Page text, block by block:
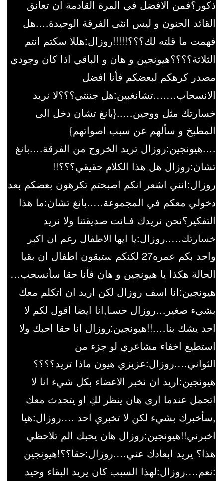
ذكور؟فمن الافضل في المرة القادمة ان تعانق
القائد الحنون و ليس انثى الفرقة الوحيدة….هل
فهمت ما قلته لك؟؟؟!!!!!روزال:هللا سكتم انتم
الثلاثة؟؟؟؟هيونجين و هان و الباقي اذا كان وجودي
مصدر كرهكم لبعضكم فأنا افضل
الانسحاب…….تشانغبين:هل جننتي؟؟؟لا نريد
خسارتك مثل ووجين…..{بانغ تشان دخل الى
المطبخ و سألهم عن سبب اصواتهم}
….هيونجين:روزال تريد الخروج من الفرقة….بانغ
تشان:روزال هل هذا الكلام حقيقي؟؟؟!!
روزال:انني اشعر انكم اصبحتم تكرهون بعضكم بعد
دخولي معكم في المجموعة…..بانغ تشان:ما هذا
التفكير؟نحن نريدك فـانت صديقتنا ولا نريد
خسارتك…..روزال:يا ايها الاطفال رغم ان اكبر
واحد بكم عمره27 لكنكم ستبقون اطفال ان بقيا
الحالة هكذا يا هيونجين و هان فأنا حقا سأنسحب…
هيونجين:انا اسف روزال لكن اريد ان اتكلم معك
بشيء صغير…روزال حسنا,انا ايضا اقول لكم لا
احد يشك بنا….!!هيونجين:روزال انا حقا احبك ولا
استطيع اخفاء مشاعري لو جزء من
الثواني….روزال:عزيزي هيون ماذا تريد؟؟؟؟
هيونجين:اريد ان نخبر الاعضاء بكل شيء انا لا
اتحمل عندما ارى هان ينظر لكِ او يتحدث معك
,سأخبرك بشيء لكن لا تخبري احد ….روزال:هيا
اخبرني!!هيونجين:روزال هان يحبك الم تلاحظي
هذا؟ يريد ابعادك عني….روزال:حقا؟؟!هيونجين
:نعم….روزال:لهذا السبب كان يريد البقاء وحيد